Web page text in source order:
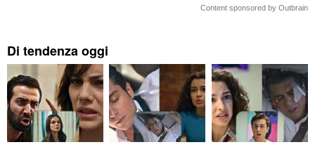
Content sponsored by Outbrain
Di tendenza oggi